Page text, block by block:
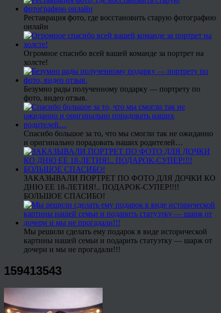
Реставрация фото, где восстановить старую фотографию
онлайн
Огромное спасибо всей вашей команде за портрет на
холсте!
Безумно рады полученному подарку — портрету по
фото, видео отзыв.
Спасибо большое за то, что мы смогли так не ожиданно
и оригинально порадовать наших родителей…
ЗАКАЗЫВАЛИ ПОРТРЕТ ПО ФОТО ДЛЯ ДОЧКИ КО
ДНЮ ЕЕ 18-ЛЕТИЯ!.. ПОДАРОК-СУПЕР!!!!
БОЛЬШОЕ СПАСИБО!
Мы решили сделать ему подарок в виде исторической
картины нашей семьи и подарить статуэтку — шарж от
дочери и мы не прогадали!!!
159413543